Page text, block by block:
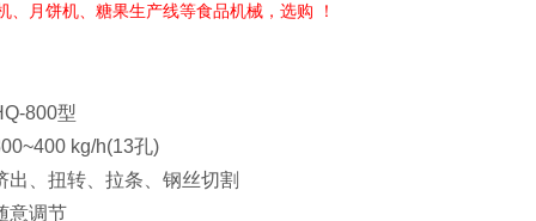
月饼机、糖果生产线等食品机械，选购 ！
800型
kg/h(13孔)
出、扭转、拉条、钢丝切割
意调节